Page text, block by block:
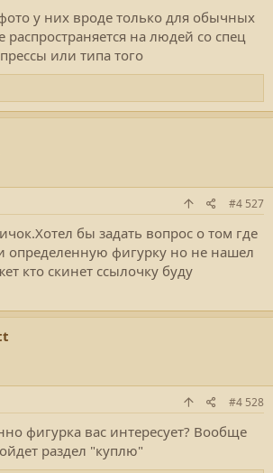
фото у них вроде только для обычных
распространяется на людей со спец
или типа того
#4 527
бы задать вопрос о том где
определенную фигурку но не нашел
кто скинет ссылочку буду
#4 528
фигурка вас интересует? Вообще
раздел "куплю"